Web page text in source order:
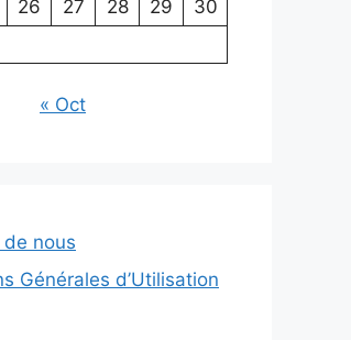
26 27 28 29
30
« Oct
nous
Générales d’Utilisation